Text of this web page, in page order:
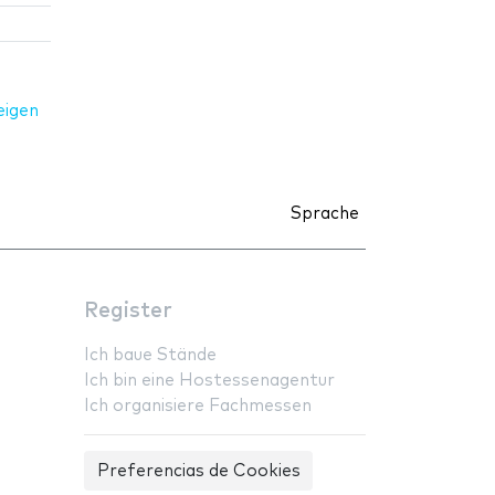
Sprache
Register
Ich baue Stände
Ich bin eine Hostessenagentur
Ich organisiere Fachmessen
Preferencias de Cookies